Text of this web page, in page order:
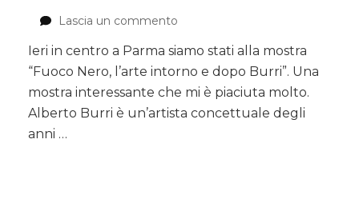
Lascia un commento
Nero”
gli
artisti
la
Ieri in centro a Parma siamo stati alla mostra
“Fuoco Nero, l’arte intorno e dopo Burri”. Una
mostra interessante che mi è piaciuta molto.
Alberto Burri è un’artista concettuale degli
anni …